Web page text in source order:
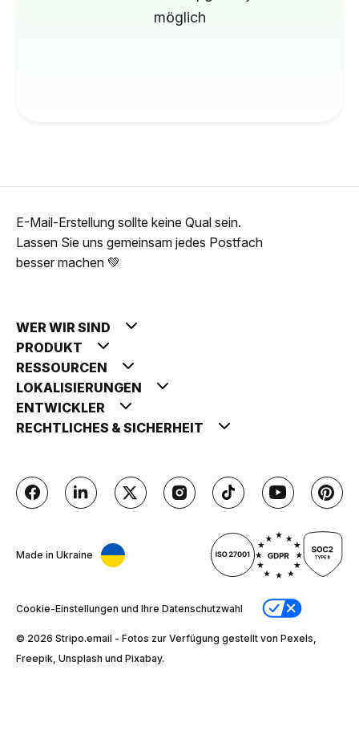
möglich
E-Mail-Erstellung sollte keine Qual sein.
Lassen Sie uns gemeinsam jedes Postfach
besser machen 💚
WER WIR SIND
PRODUKT
RESSOURCEN
LOKALISIERUNGEN
ENTWICKLER
RECHTLICHES & SICHERHEIT
Made in Ukraine
Cookie-Einstellungen und Ihre Datenschutzwahl
© 2026 Stripо.email - Fotos zur Verfügung gestellt von Pexels,
Freepik, Unsplash und Pixabay.